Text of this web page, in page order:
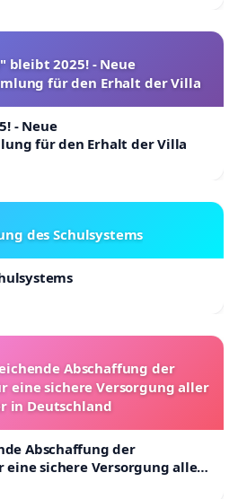
bleibt 2025! - Neue
für den Erhalt der Villa
- Neue
für den Erhalt der Villa
des Schulsystems
Abschaffung der
eine sichere Versorgung aller
in Deutschland
Abschaffung der
eine sichere Versorgung aller